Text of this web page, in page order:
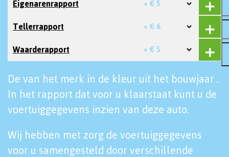
Eigenarenrapport + € 5
Tellerrapport + € 6
Waarderapport + € 5
De van het merk in de kleur uit het bouwjaar .
In het rapport dat voor u klaarstaat kunt u de
voertuiggegevens inzien van deze auto.
Wij hebben met zorg de voertuiggegevens
voor u samengesteld door verschillende